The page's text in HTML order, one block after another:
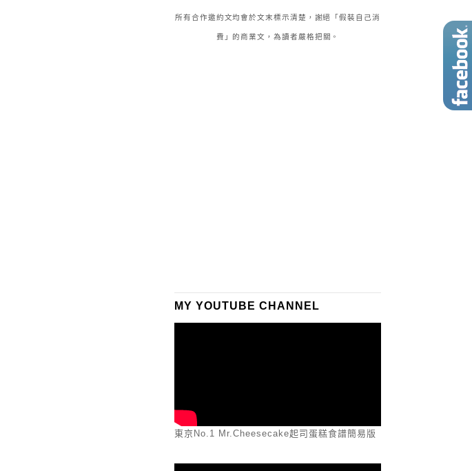
所有合作邀約文均會於文末標示清楚，謝絕「假裝自己消
費」的商業文，為讀者嚴格把關。
MY YOUTUBE CHANNEL
東京No.1 Mr.Cheesecake起司蛋糕食譜簡易版